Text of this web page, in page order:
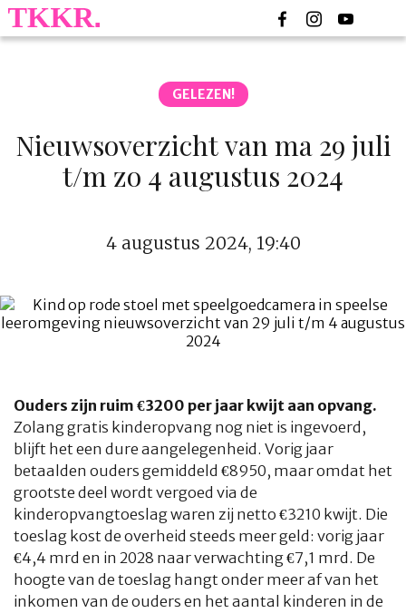
GELEZEN!
Nieuwsoverzicht van ma 29 juli
t/m zo 4 augustus 2024
4 augustus 2024, 19:40
Ouders zijn ruim €3200 per jaar kwijt aan opvang.
Zolang gratis kinderopvang nog niet is ingevoerd,
blijft het een dure aangelegenheid. Vorig jaar
betaalden ouders gemiddeld €8950, maar omdat het
grootste deel wordt vergoed via de
kinderopvangtoeslag waren zij netto €3210 kwijt. Die
toeslag kost de overheid steeds meer geld: vorig jaar
€4,4 mrd en in 2028 naar verwachting €7,1 mrd. De
hoogte van de toeslag hangt onder meer af van het
inkomen van de ouders en het aantal kinderen in de